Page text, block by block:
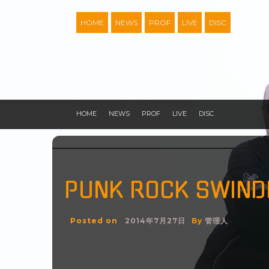
HOME NEWS PROF LIVE DISC
HOME NEWS PROF LIVE DISC
PUNK ROCK
Posted on 2014年7月27日 By 管理人